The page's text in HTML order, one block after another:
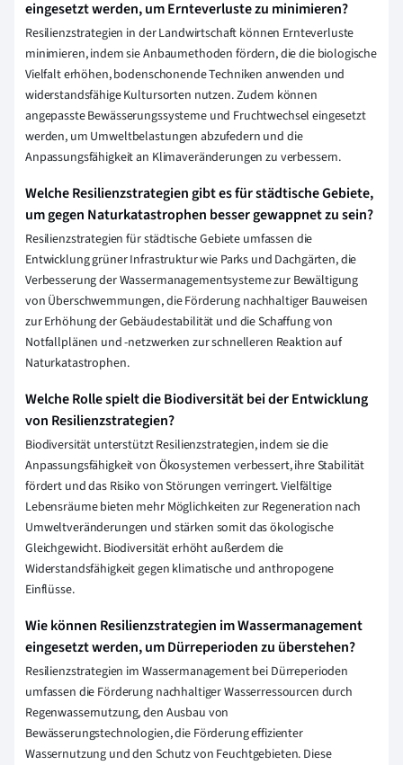
eingesetzt werden, um Ernteverluste zu minimieren?
Resilienzstrategien in der Landwirtschaft können Ernteverluste
minimieren, indem sie Anbaumethoden fördern, die die biologische
Vielfalt erhöhen, bodenschonende Techniken anwenden und
widerstandsfähige Kultursorten nutzen. Zudem können
angepasste Bewässerungssysteme und Fruchtwechsel eingesetzt
werden, um Umweltbelastungen abzufedern und die
Anpassungsfähigkeit an Klimaveränderungen zu verbessern.
Welche Resilienzstrategien gibt es für städtische Gebiete,
um gegen Naturkatastrophen besser gewappnet zu sein?
Resilienzstrategien für städtische Gebiete umfassen die
Entwicklung grüner Infrastruktur wie Parks und Dachgärten, die
Verbesserung der Wassermanagementsysteme zur Bewältigung
von Überschwemmungen, die Förderung nachhaltiger Bauweisen
zur Erhöhung der Gebäudestabilität und die Schaffung von
Notfallplänen und -netzwerken zur schnelleren Reaktion auf
Naturkatastrophen.
Welche Rolle spielt die Biodiversität bei der Entwicklung
von Resilienzstrategien?
Biodiversität unterstützt Resilienzstrategien, indem sie die
Anpassungsfähigkeit von Ökosystemen verbessert, ihre Stabilität
fördert und das Risiko von Störungen verringert. Vielfältige
Lebensräume bieten mehr Möglichkeiten zur Regeneration nach
Umweltveränderungen und stärken somit das ökologische
Gleichgewicht. Biodiversität erhöht außerdem die
Widerstandsfähigkeit gegen klimatische und anthropogene
Einflüsse.
Wie können Resilienzstrategien im Wassermanagement
eingesetzt werden, um Dürreperioden zu überstehen?
Resilienzstrategien im Wassermanagement bei Dürreperioden
umfassen die Förderung nachhaltiger Wasserressourcen durch
Regenwassernutzung, den Ausbau von
Bewässerungstechnologien, die Förderung effizienter
Wassernutzung und den Schutz von Feuchtgebieten. Diese